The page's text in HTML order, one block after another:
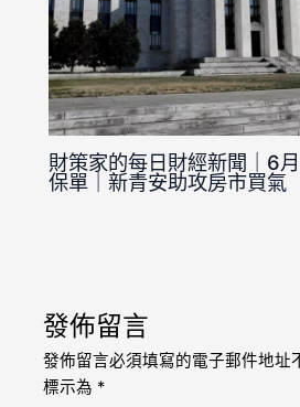
財策家的每日財經新聞｜6
保單｜新青安助攻房市買氣
發佈留言
發佈留言必須填寫的電子郵件地址
標示為 *